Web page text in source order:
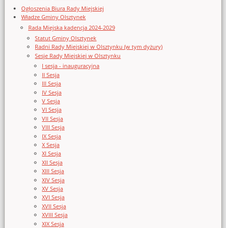
Ogłoszenia Biura Rady Miejskiej
Władze Gminy Olsztynek
Rada Miejska kadencja 2024-2029
Statut Gminy Olsztynek
Radni Rady Miejskiej w Olsztynku (w tym dyżury)
Sesje Rady Miejskiej w Olsztynku
I sesja - inauguracyjna
II Sesja
III Sesja
IV Sesja
V Sesja
VI Sesja
VII Sesja
VIII Sesja
IX Sesja
X Sesja
XI Sesja
XII Sesja
XIII Sesja
XIV Sesja
XV Sesja
XVI Sesja
XVII Sesja
XVIII Sesja
XIX Sesja